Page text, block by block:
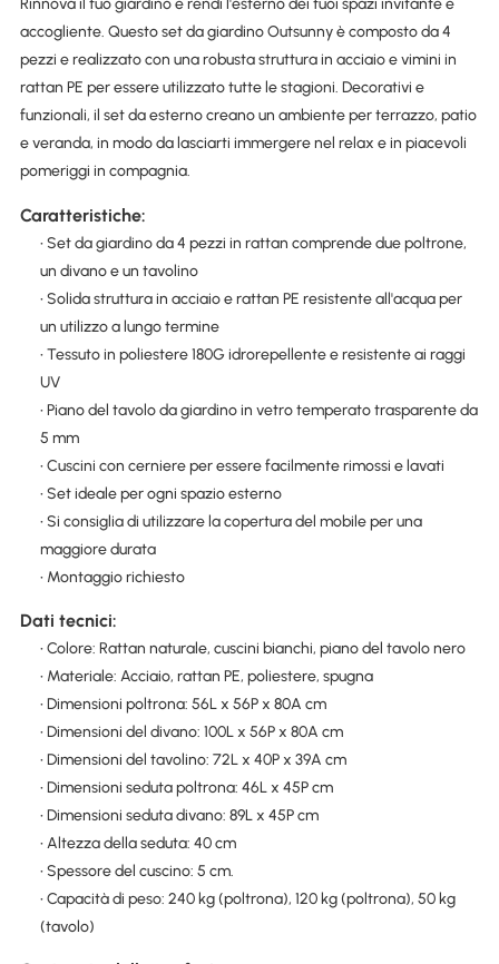
Rinnova il tuo giardino e rendi l'esterno dei tuoi spazi invitante e
accogliente. Questo set da giardino Outsunny è composto da 4
pezzi e realizzato con una robusta struttura in acciaio e vimini in
rattan PE per essere utilizzato tutte le stagioni. Decorativi e
funzionali, il set da esterno creano un ambiente per terrazzo, patio
e veranda, in modo da lasciarti immergere nel relax e in piacevoli
pomeriggi in compagnia.
Caratteristiche:
• Set da giardino da 4 pezzi in rattan comprende due poltrone,
un divano e un tavolino
• Solida struttura in acciaio e rattan PE resistente all'acqua per
un utilizzo a lungo termine
• Tessuto in poliestere 180G idrorepellente e resistente ai raggi
UV
• Piano del tavolo da giardino in vetro temperato trasparente da
5 mm
• Cuscini con cerniere per essere facilmente rimossi e lavati
• Set ideale per ogni spazio esterno
• Si consiglia di utilizzare la copertura del mobile per una
maggiore durata
• Montaggio richiesto
Dati tecnici:
• Colore: Rattan naturale, cuscini bianchi, piano del tavolo nero
• Materiale: Acciaio, rattan PE, poliestere, spugna
• Dimensioni poltrona: 56L x 56P x 80A cm
• Dimensioni del divano: 100L x 56P x 80A cm
• Dimensioni del tavolino: 72L x 40P x 39A cm
• Dimensioni seduta poltrona: 46L x 45P cm
• Dimensioni seduta divano: 89L x 45P cm
• Altezza della seduta: 40 cm
• Spessore del cuscino: 5 cm.
• Capacità di peso: 240 kg (poltrona), 120 kg (poltrona), 50 kg
(tavolo)